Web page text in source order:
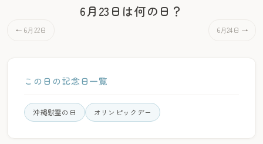
← 6月22日
6月23日は何の日？
6月24日 →
この日の記念日一覧
沖縄慰霊の日 オリンピックデー